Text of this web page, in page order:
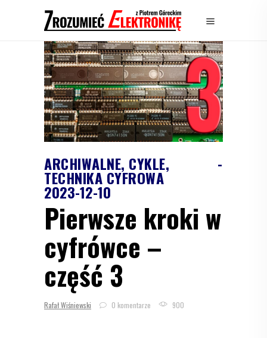
ARCHIWALNE, CYKLE,
TECHNIKA CYFROWA
2023-12-10
Pierwsze kroki w
cyfrówce –
część 3
Rafał Wiśniewski 0 komentarze 900